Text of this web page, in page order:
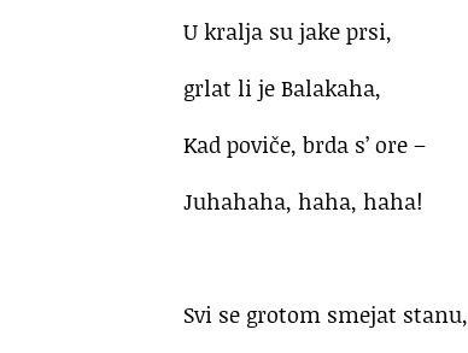
U kralja su jake prsi,
grlat li je Balakaha,
Kad poviče, brda s’ ore –
Juhahaha, haha, haha!
Svi se grotom smejat stanu,